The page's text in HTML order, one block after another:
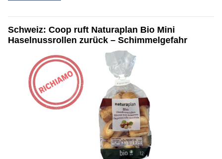
Schweiz: Coop ruft Naturaplan Bio Mini
Haselnussrollen zurück – Schimmelgefahr